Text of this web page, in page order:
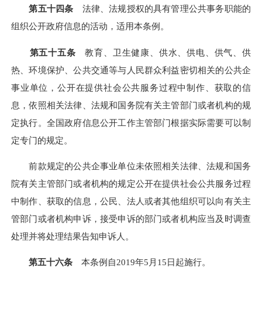
第五十四条 法律、法规授权的具有管理公共事务职能的
组织公开政府信息的活动，适用本条例。
第五十五条 教育、卫生健康、供水、供电、供气、供
热、环境保护、公共交通等与人民群众利益密切相关的公共企
事业单位，公开在提供社会公共服务过程中制作、获取的信
息，依照相关法律、法规和国务院有关主管部门或者机构的规
定执行。全国政府信息公开工作主管部门根据实际需要可以制
定专门的规定。
前款规定的公共企事业单位未依照相关法律、法规和国务
院有关主管部门或者机构的规定公开在提供社会公共服务过程
中制作、获取的信息，公民、法人或者其他组织可以向有关主
管部门或者机构申诉，接受申诉的部门或者机构应当及时调查
处理并将处理结果告知申诉人。
第五十六条 本条例自2019年5月15日起施行。